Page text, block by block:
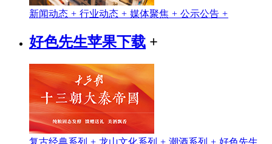
新闻动态 + 行业动态 + 媒体聚焦 + 公示公告 +
好色先生苹果下载 +